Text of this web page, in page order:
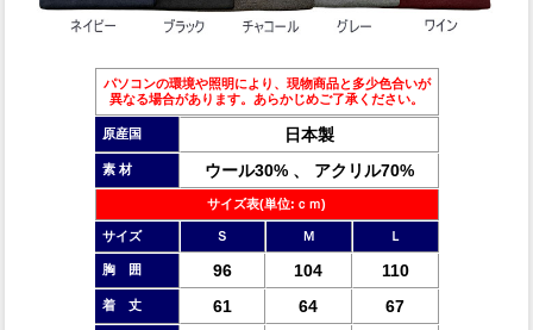
パソコンの環境や照明により、現物商品と多少色合いが
異なる場合があります。あらかじめご了承ください。
原産国 日本製
素 材 ウール30% 、 アクリル70%
サイズ表(単位:ｃｍ)
サイズ Ｓ Ｍ Ｌ
胸 囲 96 104 110
着 丈 61 64 67